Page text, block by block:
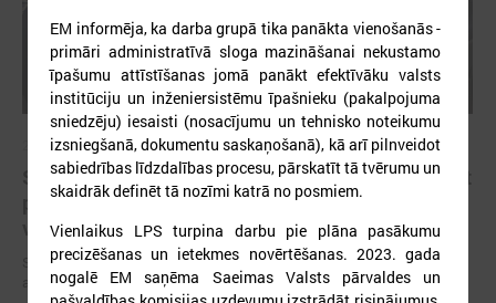
2025. gada 10. oktobris
Sabiedriskā transporta plānošanas pamatā ir jābūt
pieejamībai atbilstoši iedzīvotāju mobilitātes
vajadzībām
Sabiedriskā transporta plānošanas pamatā ir jābūt pieejamībai
atbilstoši iedzīvotāju mobilitātes vajadzībām
EM informēja, ka darba grupā tika panākta vienošanās -
primāri administratīvā sloga mazināšanai nekustamo
īpašumu attīstīšanas jomā panākt efektīvāku valsts
institūciju un inženiersistēmu īpašnieku (pakalpojuma
sniedzēju) iesaisti (nosacījumu un tehnisko noteikumu
izsniegšanā, dokumentu saskaņošanā), kā arī pilnveidot
sabiedrības līdzdalības procesu, pārskatīt tā tvērumu un
skaidrāk definēt tā nozīmi katrā no posmiem.
Vienlaikus LPS turpina darbu pie plāna pasākumu
precizēšanas un ietekmes novērtēšanas. 2023. gada
nogalē EM saņēma Saeimas Valsts pārvaldes un